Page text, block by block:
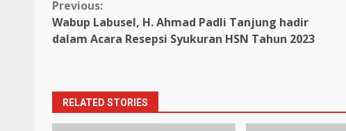
Continue
Reading
Previous:
Wabup Labusel, H. Ahmad Padli Tanjung hadir
dalam Acara Resepsi Syukuran HSN Tahun 2023
RELATED STORIES